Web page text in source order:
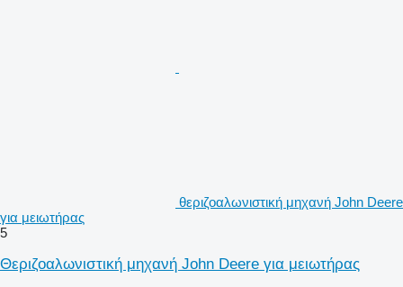
θεριζοαλωνιστική μηχανή John Deere
για μειωτήρας
5
Θεριζοαλωνιστική μηχανή John Deere για μειωτήρας